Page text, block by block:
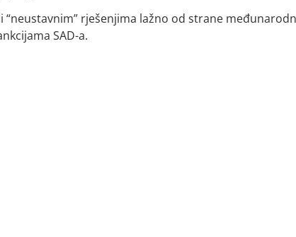
rješenjima lažno od strane
SAD-a.